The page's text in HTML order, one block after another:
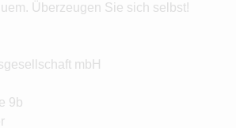
Überzeugen Sie sich selbst!
mbH
9b